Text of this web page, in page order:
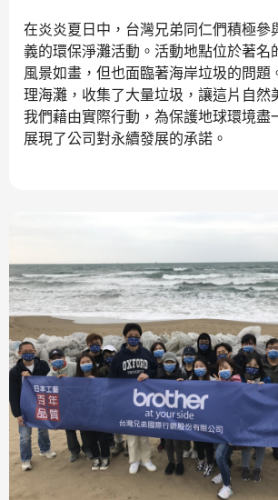
在炎炎夏日中，台灣兄弟同仁們積極參
義的環保淨灘活動。活動地點位於著名
風景如畫，但也面臨著海岸垃圾的問題
理海灘，收集了大量垃圾，讓這片自然
我們藉由實際行動，為保護地球環境盡
展現了公司對永續發展的承諾。